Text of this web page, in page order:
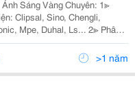
Sáng Vàng Chuyên: 1≫
Clipsal, Sino, Chengli,
Duhal, Ls... 2≫ Phân
Ngoại Thất: Hufa Lighting,
Việt, Sano,
>1 năm